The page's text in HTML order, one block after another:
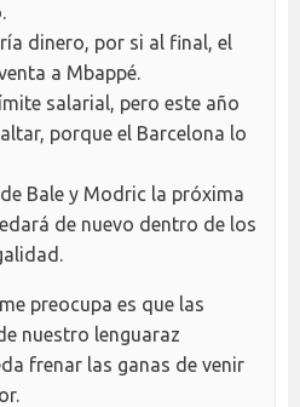
dinero, por si al final, el
a Mbappé.
salarial, pero este año
porque el Barcelona lo
Bale y Modric la próxima
de nuevo dentro de los
preocupa es que las
nuestro lenguaraz
frenar las ganas de venir